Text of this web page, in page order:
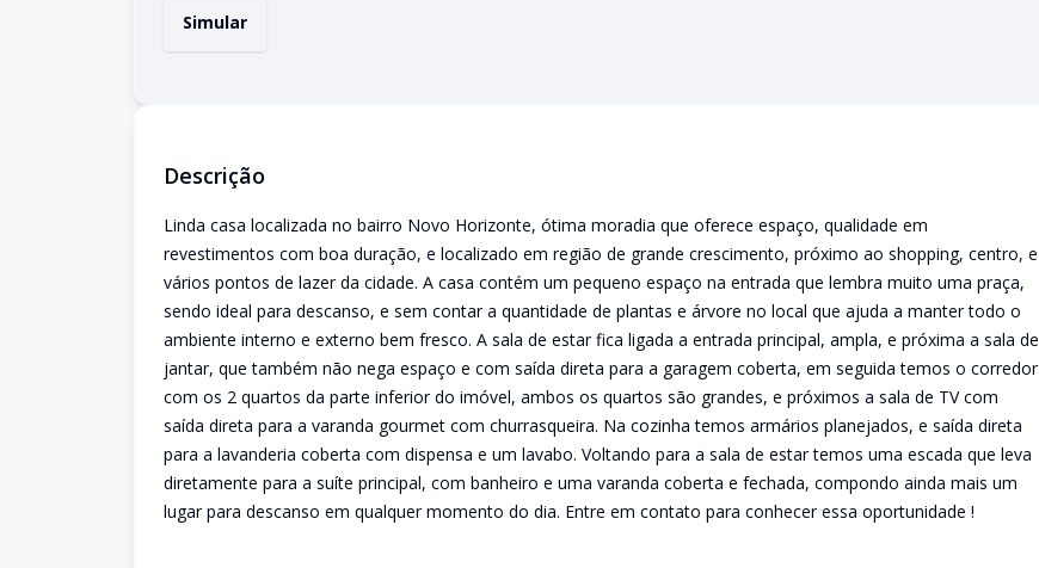
Simular
Descrição
Linda casa localizada no bairro Novo Horizonte, ótima moradia que oferece espaço, qualidade em
revestimentos com boa duração, e localizado em região de grande crescimento, próximo ao shopping, centro, e
vários pontos de lazer da cidade. A casa contém um pequeno espaço na entrada que lembra muito uma praça,
sendo ideal para descanso, e sem contar a quantidade de plantas e árvore no local que ajuda a manter todo o
ambiente interno e externo bem fresco. A sala de estar fica ligada a entrada principal, ampla, e próxima a sala de
jantar, que também não nega espaço e com saída direta para a garagem coberta, em seguida temos o corredor
com os 2 quartos da parte inferior do imóvel, ambos os quartos são grandes, e próximos a sala de TV com
saída direta para a varanda gourmet com churrasqueira. Na cozinha temos armários planejados, e saída direta
para a lavanderia coberta com dispensa e um lavabo. Voltando para a sala de estar temos uma escada que leva
diretamente para a suíte principal, com banheiro e uma varanda coberta e fechada, compondo ainda mais um
lugar para descanso em qualquer momento do dia. Entre em contato para conhecer essa oportunidade !